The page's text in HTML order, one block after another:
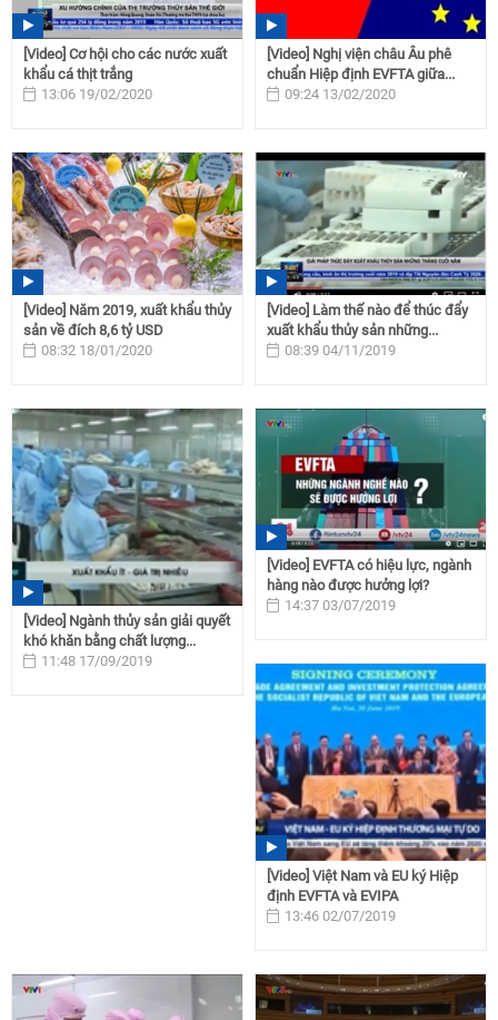
[Video] Cơ hội cho các nước xuất
khẩu cá thịt trắng
13:06 19/02/2020
[Video] Nghị viện châu Âu phê
chuẩn Hiệp định EVFTA giữa...
09:24 13/02/2020
[Video] Năm 2019, xuất khẩu thủy
sản về đích 8,6 tỷ USD
08:32 18/01/2020
[Video] Làm thế nào để thúc đẩy
xuất khẩu thủy sản những...
08:39 04/11/2019
[Video] Ngành thủy sản giải quyết
khó khăn bằng chất lượng...
11:48 17/09/2019
[Video] EVFTA có hiệu lực, ngành
hàng nào được hưởng lợi?
14:37 03/07/2019
[Video] Việt Nam và EU ký Hiệp
định EVFTA và EVIPA
13:46 02/07/2019